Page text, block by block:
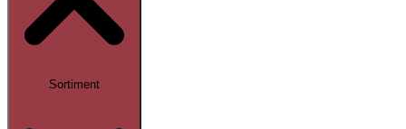
Sortiment